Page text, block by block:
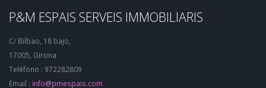
P&M ESPAIS SERVEIS IMMOBILIARIS
C/ Bilbao, 18 bajo,
17005, Girona
Teléfono : 972282809
Email : info@pmespais.com